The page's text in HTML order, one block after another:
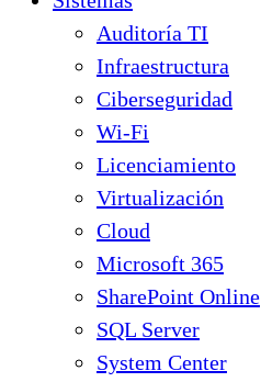
Auditoría TI
Infraestructura
Ciberseguridad
Wi-Fi
Licenciamiento
Virtualización
Cloud
Microsoft 365
SharePoint Online
SQL Server
System Center